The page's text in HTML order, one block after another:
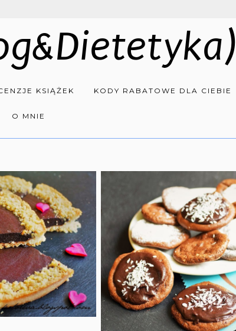
KSIĄŻEK KODY RABATOWE DLA CIEBIE
O MNIE